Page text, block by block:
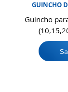
GUINCHO
Guincho